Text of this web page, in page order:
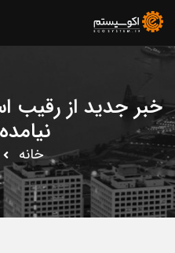
خبر جدید از رقیب
خانه